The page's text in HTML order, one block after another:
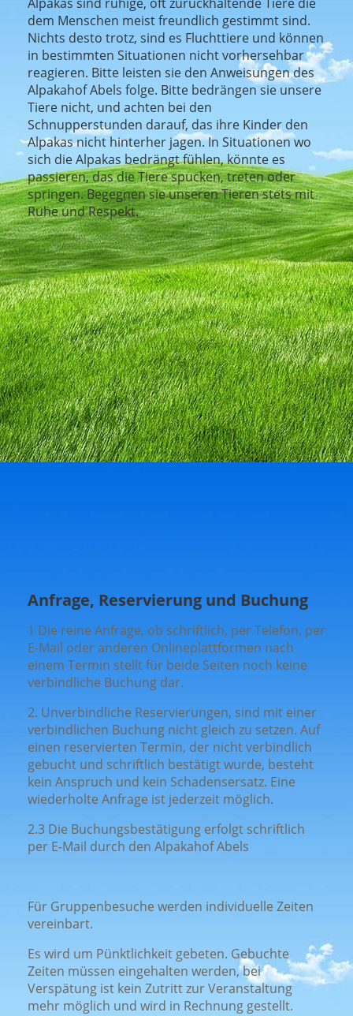
dem Menschen meist freundlich gestimmt sind.
Nichts desto trotz, sind es Fluchttiere und können
in bestimmten Situationen nicht vorhersehbar
reagieren. Bitte leisten sie den Anweisungen des
Alpakahof Abels folge. Bitte bedrängen sie unsere
Tiere nicht, und achten bei den
Schnupperstunden darauf, das ihre Kinder den
Alpakas nicht hinterher jagen. In Situationen wo
sich die Alpakas bedrängt fühlen, könnte es
passieren, das die Tiere spucken, treten oder
springen. Begegnen sie unseren Tieren stets mit
Ruhe und Respekt.
Anfrage, Reservierung und Buchung
1 Die reine Anfrage, ob schriftlich, per Telefon, per
E-Mail oder anderen Onlineplattformen nach
einem Termin stellt für beide Seiten noch keine
verbindliche Buchung dar.
2. Unverbindliche Reservierungen, sind mit einer
verbindlichen Buchung nicht gleich zu setzen. Auf
einen reservierten Termin, der nicht verbindlich
gebucht und schriftlich bestätigt wurde, besteht
kein Anspruch und kein Schadensersatz. Eine
wiederholte Anfrage ist jederzeit möglich.
2.3 Die Buchungsbestätigung erfolgt schriftlich
per E-Mail durch den Alpakahof Abels
Für Gruppenbesuche werden individuelle Zeiten
vereinbart.
Es wird um Pünktlichkeit gebeten. Gebuchte
Zeiten müssen eingehalten werden, bei
Verspätung ist kein Zutritt zur Veranstaltung
mehr möglich und wird in Rechnung gestellt.